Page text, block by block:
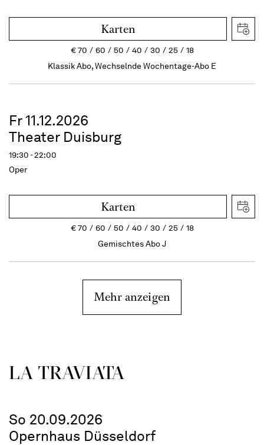
Karten
€70 60 50 40 30 25
18
Klassik Abo, Wechselnde Wochentage-Abo E
Fr 11.12.2026
Theater Duisburg
19:30 - 22:00
Oper
Karten
€70 60 50 40 30 25
18
Gemischtes Abo J
Mehr anzeigen
LA TRAVI­ATA
So 20.09.2026
Opernhaus Düsseldorf